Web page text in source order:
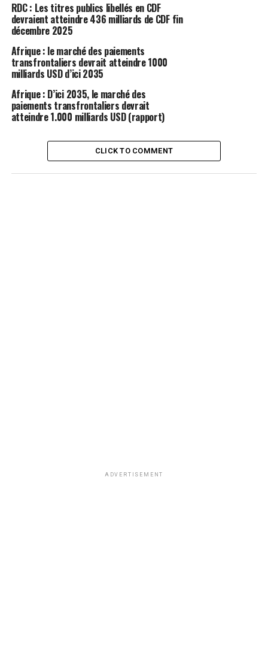
RDC : Les titres publics libellés en CDF
devraient atteindre 436 milliards de CDF fin
décembre 2025
Afrique : le marché des paiements
transfrontaliers devrait atteindre 1000
milliards USD d’ici 2035
Afrique : D’ici 2035, le marché des
paiements transfrontaliers devrait
atteindre 1.000 milliards USD (rapport)
CLICK TO COMMENT
ADVERTISEMENT